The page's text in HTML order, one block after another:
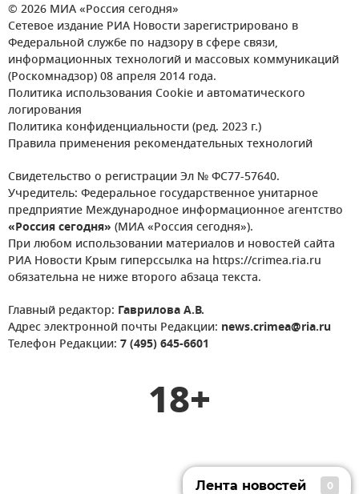
© 2026 МИА «Россия сегодня»
Сетевое издание РИА Новости зарегистрировано в
Федеральной службе по надзору в сфере связи,
информационных технологий и массовых коммуникаций
(Роскомнадзор) 08 апреля 2014 года.
Политика использования Cookie и автоматического
логирования
Политика конфиденциальности (ред. 2023 г.)
Правила применения рекомендательных технологий
Свидетельство о регистрации Эл № ФС77-57640.
Учредитель: Федеральное государственное унитарное
предприятие Международное информационное агентство
«Россия сегодня» (МИА «Россия сегодня»).
При любом использовании материалов и новостей сайта
РИА Новости Крым гиперссылка на https://crimea.ria.ru
обязательна не ниже второго абзаца текста.
Главный редактор: Гаврилова А.В.
Адрес электронной почты Редакции: news.crimea@ria.ru
Телефон Редакции: 7 (495) 645-6601
18+
Лента новостей 0